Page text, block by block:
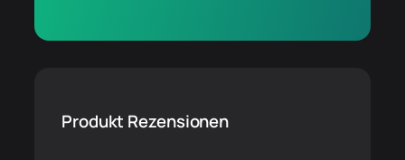
Produkt Rezensionen